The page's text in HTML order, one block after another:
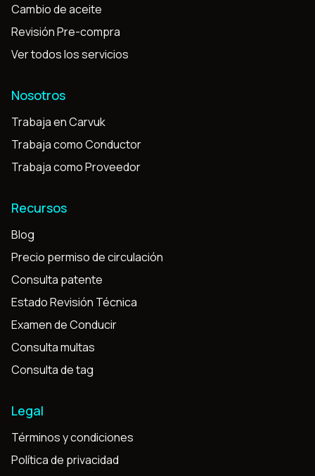
Cambio de aceite
Revisión Pre-compra
Ver todos los servicios
Nosotros
Trabaja en Carvuk
Trabaja como Conductor
Trabaja como Proveedor
Recursos
Blog
Precio permiso de circulación
Consulta patente
Estado Revisión Técnica
Examen de Conducir
Consulta multas
Consulta de tag
Legal
Términos y condiciones
Política de privacidad